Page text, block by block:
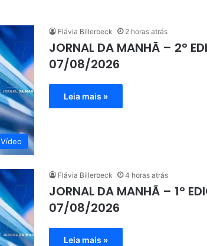
Vídeo
Flávia Billerbeck 2 horas atrás
JORNAL DA MANHÃ – 2°
07/08/2026
Leia mais »
Flávia Billerbeck 4 horas atrás
JORNAL DA MANHÃ – 1°
07/08/2026
Leia mais »